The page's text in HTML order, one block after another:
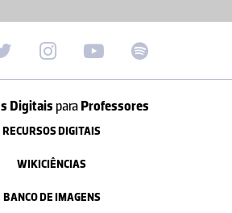
Digitais paraProfessores
RECURSOS DIGITAIS
WIKICIÊNCIAS
BANCO DE IMAGENS